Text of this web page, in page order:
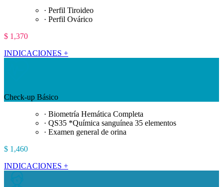
· Perfil Tiroideo
· Perfil Ovárico
$ 1,370
INDICACIONES +
Check-up Básico
· Biometría Hemática Completa
· QS35 *Química sanguínea 35 elementos
· Examen general de orina
$ 1,460
INDICACIONES +